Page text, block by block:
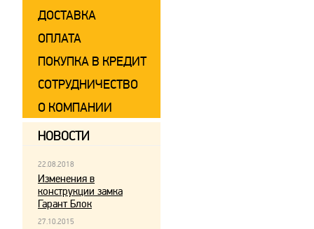
ДОСТАВКА
ОПЛАТА
ПОКУПКА В КРЕДИТ
СОТРУДНИЧЕСТВО
О КОМПАНИИ
НОВОСТИ
22.08.2018
Изменения в
конструкции замка
Гарант Блок
27.10.2015